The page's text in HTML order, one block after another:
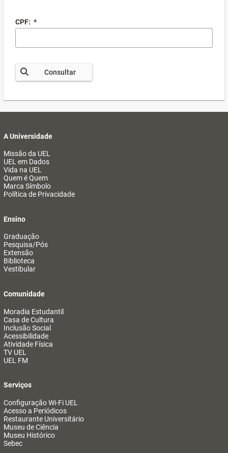
CPF: *
Consultar
A Universidade
Missão da UEL
UEL em Dados
Vida na UEL
Quem é Quem
Marca Símbolo
Política de Privacidade
Ensino
Graduação
Pesquisa/Pós
Extensão
Biblioteca
Vestibular
Comunidade
Moradia Estudantil
Casa de Cultura
Inclusão Social
Acessibilidade
Atividade Física
TV UEL
UEL FM
Serviços
Configuração Wi-Fi UEL
Acesso a Periódicos
Restaurante Universitário
Museu de Ciência
Museu Histórico
Sebec